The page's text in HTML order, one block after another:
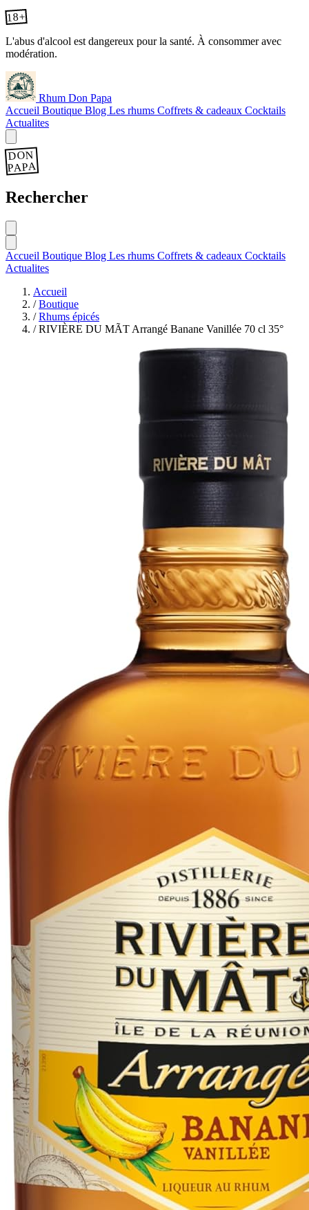
18+
L'abus d'alcool est dangereux pour la santé. À consommer avec
modération.
Rhum Don Papa
Accueil Boutique Blog Les rhums Coffrets & cadeaux Cocktails
Actualites
DON
PAPA
Rechercher
Accueil Boutique Blog Les rhums Coffrets & cadeaux Cocktails
Actualites
Accueil
/ Boutique
/ Rhums épicés
/ RIVIÈRE DU MÃT Arrangé Banane Vanillée 70 cl 35°